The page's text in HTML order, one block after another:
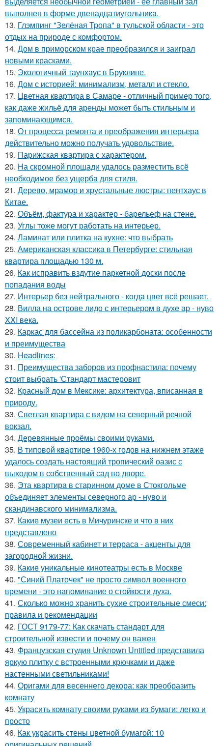
выполнен в форме двенадцатиугольника.
13. Глэмпинг "Зелёная Тропа" в тульской области - это
отдых на природе с комфортом.
14. Дом в приморском крае преобразился и заиграл
новыми красками.
15. Экологичный таунхаус в Бруклине.
16. Дом с историей: минимализм, металл и стекло.
17. Цветная квартира в Самаре - отличный пример того,
как даже жильё для аренды может быть стильным и
запоминающимся.
18. От процесса ремонта и преображения интерьера
действительно можно получать удовольствие.
19. Парижская квартира с характером.
20. На скромной площади удалось разместить всё
необходимое без ущерба для стиля.
21. Дерево, мрамор и хрустальные люстры: пентхаус в
Китае.
22. Объём, фактура и характер - барельеф на стене.
23. Углы тоже могут работать на интерьер.
24. Ламинат или плитка на кухне: что выбрать
25. Американская классика в Петербурге: стильная
квартира площадью 130 м.
26. Как исправить вздутие паркетной доски после
попадания воды
27. Интерьер без нейтрального - когда цвет всё решает.
28. Вилла на острове лидо с интерьером в духе ар - нуво
XXI века.
29. Каркас для бассейна из поликарбоната: особенности
и преимущества
30. Headlines:
31. Преимущества заборов из профнастила: почему
стоит выбрать 'Стандарт мастеровит
32. Красный дом в Мексике: архитектура, вписанная в
природу.
33. Светлая квартира с видом на северный речной
вокзал.
34. Деревянные проёмы своими руками.
35. В типовой квартире 1960-х годов на нижнем этаже
удалось создать настоящий тропический оазис с
выходом в собственный сад во дворе.
36. Эта квартира в старинном доме в Стокгольме
объединяет элементы северного ар - нуво и
скандинавского минимализма.
37. Какие музеи есть в Мичуринске и что в них
представлено
38. Современный кабинет и терраса - акценты для
загородной жизни.
39. Какие уникальные кинотеатры есть в Москве
40. "Синий Платочек" не просто символ военного
времени - это напоминание о стойкости духа.
41. Сколько можно хранить сухие строительные смеси:
правила и рекомендации
42. ГОСТ 9179-77: Как скачать стандарт для
строительной извести и почему он важен
43. Французская студия Unknown Untitled представила
яркую плитку с встроенными крючками и даже
настенными светильниками!
44. Оригами для весеннего декора: как преобразить
комнату
45. Украсить комнату своими руками из бумаги: легко и
просто
46. Как украсить стены цветной бумагой: 10